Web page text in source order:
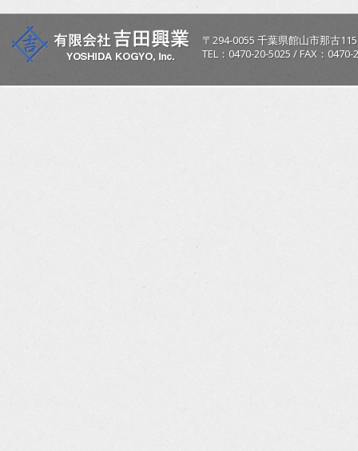
〒294-0055千葉県館山市那古
TEL： 0470-20-5025/ FAX：0470-